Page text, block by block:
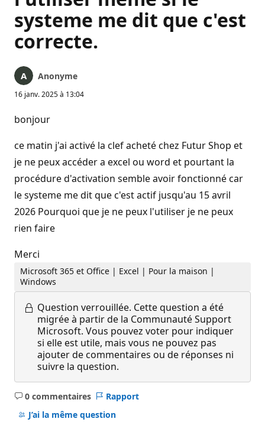
systeme me dit que c'est
correcte.
Anonyme
16 janv. 2025 à 13:04
bonjour
ce matin j'ai activé la clef acheté chez Futur Shop et
je ne peux accéder a excel ou word et pourtant la
procédure d'activation semble avoir fonctionné car
le systeme me dit que c'est actif jusqu'au 15 avril
2026 Pourquoi que je ne peux l'utiliser je ne peux
rien faire
Merci
Microsoft 365 et Office | Excel | Pour la maison |
Windows
Question verrouillée. Cette question a été
migrée à partir de la Communauté Support
Microsoft. Vous pouvez voter pour indiquer
si elle est utile, mais vous ne pouvez pas
ajouter de commentaires ou de réponses ni
suivre la question.
0 commentaires
Aucun
commentaire
Rapport
J’ai la même question